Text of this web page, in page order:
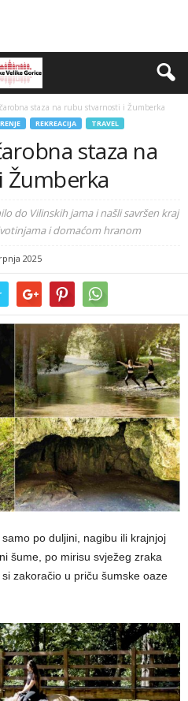
staza na rubu stvarnosti i Žumberka
REKREACIJA TRAVEL
staza na
Žumberka
do Vilinskih jama i našli savršen kraj
i domaćom hranom
2025
po duljini, nagibu ili krajnjoj
šume, po mirisu svježeg zraka
zakoračio u priču šumske oaze